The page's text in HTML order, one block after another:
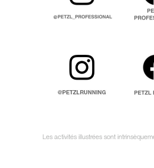
Les activités illustrées sont